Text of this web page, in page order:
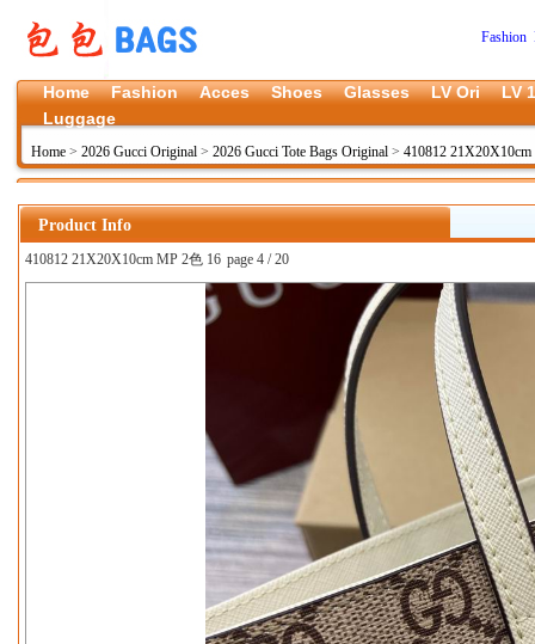
Fashion
Home Fashion Acces Shoes Glasses LV Ori
LV
Luggage
Home > 2026 Gucci Original > 2026 Gucci Tote Bags Original > 410812
Product Info
410812 21X20X10cm MP 2色 16 page 4 / 20
上一张